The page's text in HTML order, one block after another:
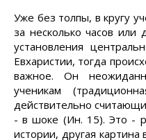
Уже без толпы, в кругу
за несколько часов
установления
Евхаристии, тогда
важное. Он
ученикам
действительно
- в шоке (Ин. 15). Это -
истории, другая картина